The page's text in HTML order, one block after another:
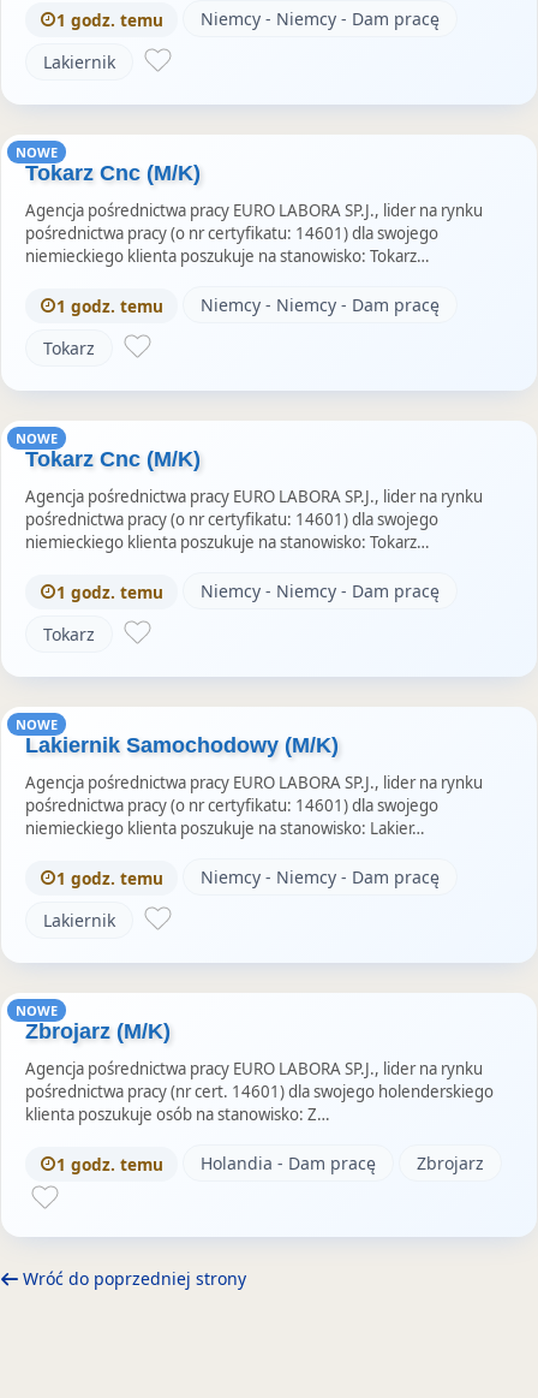
1 godz. temu
Niemcy - Niemcy - Dam pracę
Lakiernik
NOWE
Tokarz Cnc (M/K)
Agencja pośrednictwa pracy EURO LABORA SP.J., lider na rynku
pośrednictwa pracy (o nr certyfikatu: 14601) dla swojego
niemieckiego klienta poszukuje na stanowisko: Tokarz…
1 godz. temu
Niemcy - Niemcy - Dam pracę
Tokarz
NOWE
Tokarz Cnc (M/K)
Agencja pośrednictwa pracy EURO LABORA SP.J., lider na rynku
pośrednictwa pracy (o nr certyfikatu: 14601) dla swojego
niemieckiego klienta poszukuje na stanowisko: Tokarz…
1 godz. temu
Niemcy - Niemcy - Dam pracę
Tokarz
NOWE
Lakiernik Samochodowy (M/K)
Agencja pośrednictwa pracy EURO LABORA SP.J., lider na rynku
pośrednictwa pracy (o nr certyfikatu: 14601) dla swojego
niemieckiego klienta poszukuje na stanowisko: Lakier…
1 godz. temu
Niemcy - Niemcy - Dam pracę
Lakiernik
NOWE
Zbrojarz (M/K)
Agencja pośrednictwa pracy EURO LABORA SP.J., lider na rynku
pośrednictwa pracy (nr cert. 14601) dla swojego holenderskiego
klienta poszukuje osób na stanowisko: Z…
1 godz. temu Holandia - Dam pracę Zbrojarz
Wróć do poprzedniej strony